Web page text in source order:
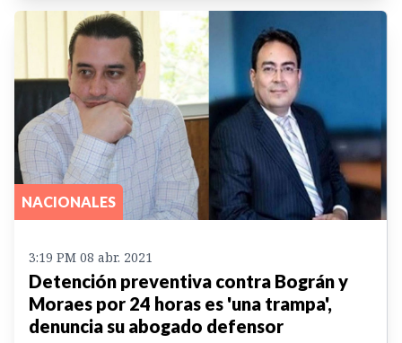
NACIONALES
3:19 PM 08 abr. 2021
Detención preventiva contra Bográn y
Moraes por 24 horas es 'una trampa',
denuncia su abogado defensor